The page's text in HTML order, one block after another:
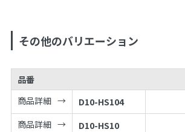
その他のバリエーション
品番
商品詳細
D10-HS104
商品詳細
D10-HS10